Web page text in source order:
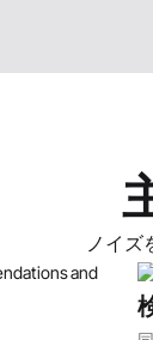
ノイズ